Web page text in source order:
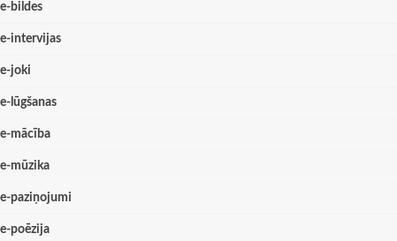
e-bildes
e-intervijas
e-joki
e-lūgšanas
e-mācība
e-mūzika
e-paziņojumi
e-poēzija